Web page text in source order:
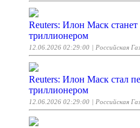
Reuters: Илон Маск
триллионером
12.06.2026 02:29:00 | Российская
Reuters: Илон Маск стал
триллионером
12.06.2026 02:29:00 | Российская